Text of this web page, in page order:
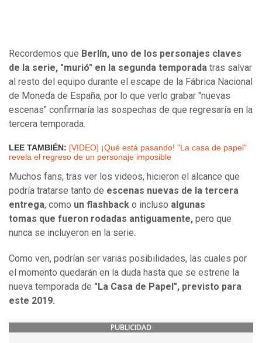
Recordemos que Berlín, uno de los personajes claves
de la serie, "murió" en la segunda temporada tras salvar
al resto del equipo durante el escape de la Fábrica Nacional
de Moneda de España, por lo que verlo grabar "nuevas
escenas" confirmaría las sospechas de que regresaría en la
tercera temporada.
LEE TAMBIÉN: [VIDEO] ¡Qué está pasando! "La casa de papel"
revela el regreso de un personaje imposible
Muchos fans, tras ver los videos, hicieron el alcance que
podría tratarse tanto de escenas nuevas de la tercera
entrega, como un flashback o incluso algunas
tomas que fueron rodadas antiguamente, pero que
nunca se incluyeron en la serie.
Como ven, podrían ser varias posibilidades, las cuales por
el momento quedarán en la duda hasta que se estrene la
nueva temporada de "La Casa de Papel", previsto para
este 2019.
PUBLICIDAD